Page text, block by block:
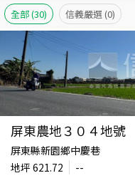
全部(30) 信義嚴選 (0)
屏東農地３０４地號
屏東縣新園鄉中慶巷
地坪 621.72
--